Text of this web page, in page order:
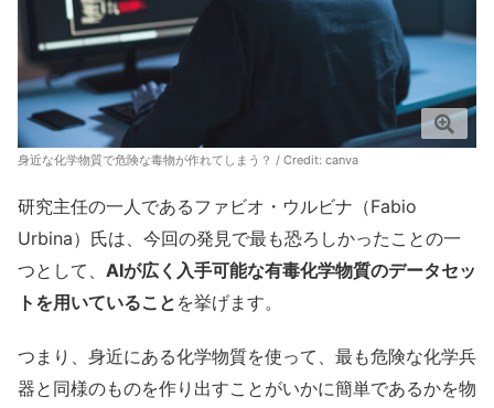
身近な化学物質で危険な毒物が作れてしまう？ / Credit: canva
研究主任の一人であるファビオ・ウルビナ（Fabio
Urbina）氏は、今回の発見で最も恐ろしかったことの一
つとして、 AIが広く入手可能な有毒化学物質のデータセッ
トを用いていること を挙げます。
つまり、身近にある化学物質を使って、最も危険な化学兵
器と同様のものを作り出すことがいかに簡単であるかを物